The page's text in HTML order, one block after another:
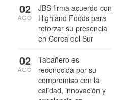
JBS firma acuerdo con
Highland Foods para
reforzar su presencia
en Corea del Sur
02
AGO
Tabañero es
reconocida por su
compromiso con la
calidad, innovación y
02
AGO